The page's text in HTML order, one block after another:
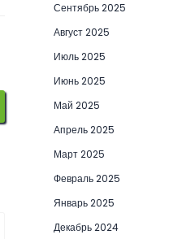
Сентябрь 2025
Август 2025
Июль 2025
Июнь 2025
Май 2025
Апрель 2025
Март 2025
Февраль 2025
Январь 2025
Декабрь 2024